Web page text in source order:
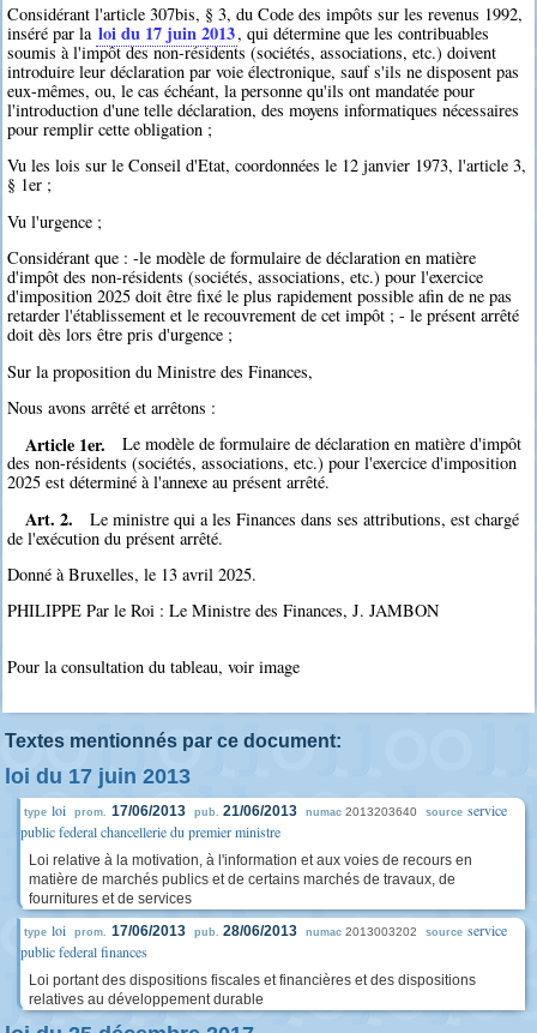
Considérant l'article 307bis, § 3, du Code des impôts sur les revenus 1992,
inséré par la loi du 17 juin 2013, qui détermine que les contribuables
soumis à l'impôt des non-résidents (sociétés, associations, etc.) doivent
introduire leur déclaration par voie électronique, sauf s'ils ne disposent pas
eux-mêmes, ou, le cas échéant, la personne qu'ils ont mandatée pour
l'introduction d'une telle déclaration, des moyens informatiques nécessaires
pour remplir cette obligation ;
Vu les lois sur le Conseil d'Etat, coordonnées le 12 janvier 1973, l'article 3,
§ 1er ;
Vu l'urgence ;
Considérant que : -le modèle de formulaire de déclaration en matière
d'impôt des non-résidents (sociétés, associations, etc.) pour l'exercice
d'imposition 2025 doit être fixé le plus rapidement possible afin de ne pas
retarder l'établissement et le recouvrement de cet impôt ; - le présent arrêté
doit dès lors être pris d'urgence ;
Sur la proposition du Ministre des Finances,
Nous avons arrêté et arrêtons :
Article 1er.
Le modèle de formulaire de déclaration en matière d'impôt
des non-résidents (sociétés, associations, etc.) pour l'exercice d'imposition
2025 est déterminé à l'annexe au présent arrêté.
Art. 2.
Le ministre qui a les Finances dans ses attributions, est chargé
de l'exécution du présent arrêté.
Donné à Bruxelles, le 13 avril 2025.
PHILIPPE Par le Roi : Le Ministre des Finances, J. JAMBON
Pour la consultation du tableau, voir image
Textes mentionnés par ce document:
loi du 17 juin 2013
type loi prom. 17/06/2013 pub. 21/06/2013 numac 2013203640 source service
public federal chancellerie du premier ministre
Loi relative à la motivation, à l'information et aux voies de recours en
matière de marchés publics et de certains marchés de travaux, de
fournitures et de services
type loi prom. 17/06/2013 pub. 28/06/2013 numac 2013003202 source service
public federal finances
Loi portant des dispositions fiscales et financières et des dispositions
relatives au développement durable